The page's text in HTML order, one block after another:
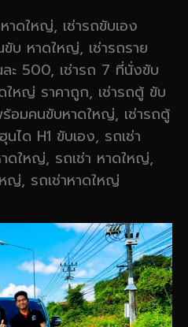
าดใหญ่, เช่ารถขับเอง
บ หาดใหญ่, เช่ารถราย
ะ 500, เช่ารถ 7 ที่นั่งขับ
ใหญ่ ราคาถูก, เช่ารถตู้ ขับ
อมคนขับหาดใหญ่, เช่ารถตู้
ได H1 ขับเอง, รถเช่า
ดใหญ่, รถเช่า หาดใหญ่,
ญ่, รถเช่าหาดใหญ่